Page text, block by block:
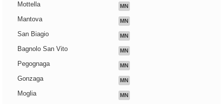
Mottella MN
Mantova MN
San Biagio MN
Bagnolo San Vito MN
Pegognaga MN
Gonzaga MN
Moglia MN